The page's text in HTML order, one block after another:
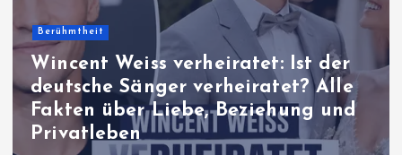
Berühmtheit
Harriet Herbig-Matten Eltern:
Familie, Herkunft und alles, was
über ihr Privatleben bekannt ist